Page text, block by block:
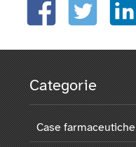
Categorie
Case farmaceutiche